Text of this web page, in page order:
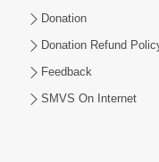
Donation
Donation Refund
Feedback
SMVS On Internet